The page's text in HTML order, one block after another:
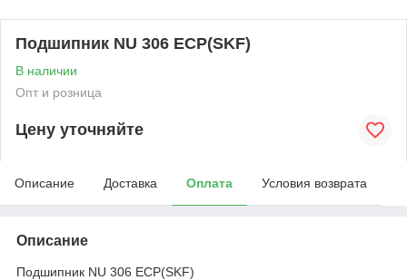
Подшипник NU 306 ECP(SKF)
В наличии
Опт и розница
Цену уточняйте
Описание Доставка Оплата Условия возврата
Описание
Подшипник NU 306 ECP(SKF)